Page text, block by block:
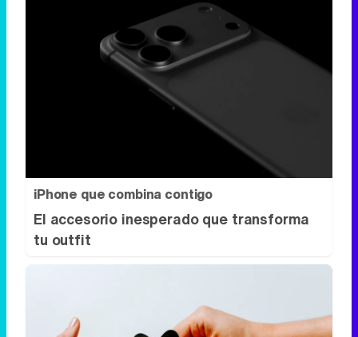
iPhone que combina contigo
El accesorio inesperado que transforma
tu outfit